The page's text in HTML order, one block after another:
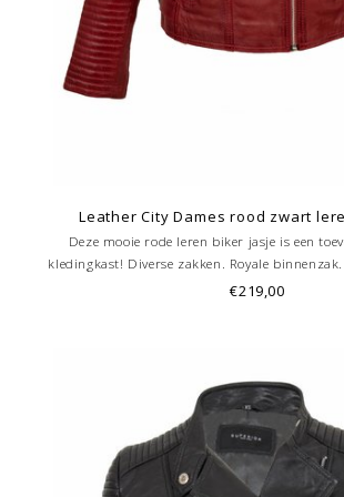
Leather City Dames rood zwart
Deze mooie rode leren biker jasje is een
kledingkast! Diverse zakken. Royale
getailleerd. .Prachtige soepel vallende
€219,00